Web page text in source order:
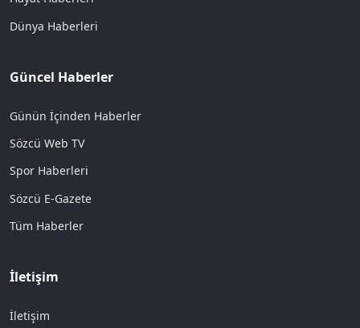
Dünya Haberleri
Güncel Haberler
Günün İçinden Haberler
Sözcü Web TV
Spor Haberleri
Sözcü E-Gazete
Tüm Haberler
İletişim
İletişim